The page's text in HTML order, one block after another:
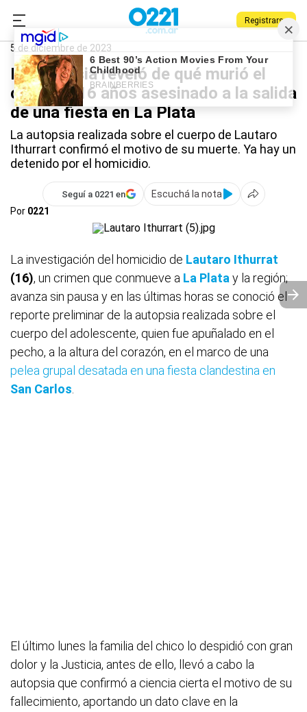
Registrarse
0221.com.ar
5 de diciembre de 2023
La autopsia reveló de qué murió el
chico de 16 años asesinado a la salida
de una fiesta en La Plata
La autopsia realizada sobre el cuerpo de Lautaro
Ithurrart confirmó el motivo de su muerte. Ya hay un
detenido por el homicidio.
Seguí a 0221 en
Escuchá la nota
Por 0221
La investigación del homicidio de Lautaro Ithurrat
(16), un crimen que conmueve a La Plata y la región;
avanza sin pausa y en las últimas horas se conoció el
reporte preliminar de la autopsia realizada sobre el
cuerpo del adolescente, quien fue apuñalado en el
pecho, a la altura del corazón, en el marco de una
pelea grupal desatada en una fiesta clandestina en
San Carlos
El último lunes la familia del chico lo despidió con gran
dolor y la Justicia, antes de ello, llevó a cabo la
autopsia que confirmó a ciencia cierta el motivo de su
fallecimiento, aportando un dato clave en la